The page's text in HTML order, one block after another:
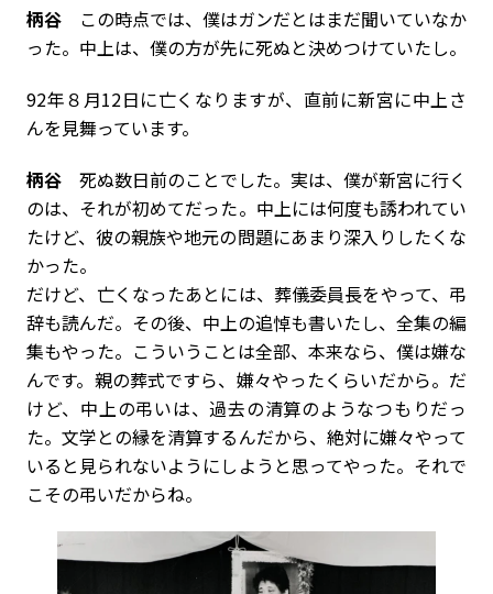
柄谷 この時点では、僕はガンだとはまだ聞いていなか
った。中上は、僕の方が先に死ぬと決めつけていたし。
――92年８月12日に亡くなりますが、直前に新宮に中上さ
んを見舞っています。
柄谷 死ぬ数日前のことでした。実は、僕が新宮に行く
のは、それが初めてだった。中上には何度も誘われてい
たけど、彼の親族や地元の問題にあまり深入りしたくな
かった。
だけど、亡くなったあとには、葬儀委員長をやって、弔
辞も読んだ。その後、中上の追悼も書いたし、全集の編
集もやった。こういうことは全部、本来なら、僕は嫌な
んです。親の葬式ですら、嫌々やったくらいだから。だ
けど、中上の弔いは、過去の清算のようなつもりだっ
た。文学との縁を清算するんだから、絶対に嫌々やって
いると見られないようにしようと思ってやった。それで
こその弔いだからね。